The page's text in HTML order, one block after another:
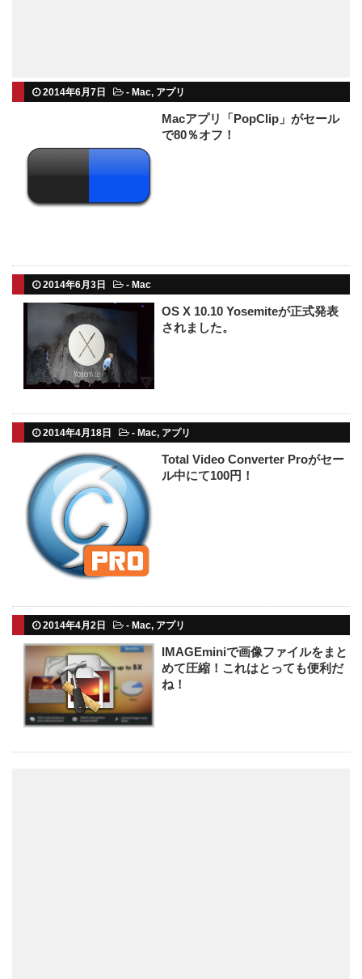
2014年6月7日 - Mac, アプリ
Macアプリ「PopClip」がセール
で80％オフ！
2014年6月3日 - Mac
OS X 10.10 Yosemiteが正式発表
されました。
2014年4月18日 - Mac, アプリ
Total Video Converter Proがセー
ル中にて100円！
2014年4月2日 - Mac, アプリ
IMAGEminiで画像ファイルをまと
めて圧縮！これはとっても便利だ
ね！